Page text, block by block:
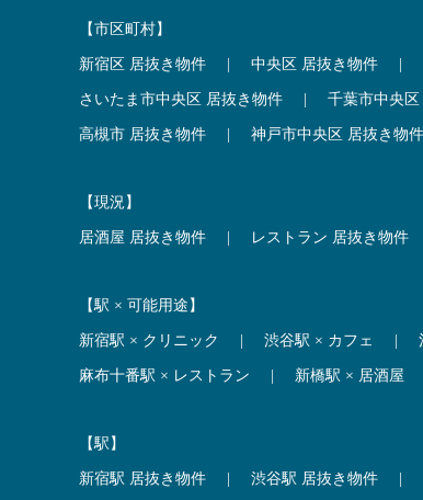
【市区町村】
新宿区 居抜き物件 中央区 居抜き物件
さいたま市中央区 居抜き物件 千葉市中央
高槻市 居抜き物件 神戸市中央区 居抜き物件
【現況】
居酒屋 居抜き物件 レストラン 居抜き物件
【駅 × 可能用途】
新宿駅 × クリニック 渋谷駅 × カフェ
麻布十番駅 × レストラン 新橋駅 × 居酒屋
【駅】
新宿駅 居抜き物件 渋谷駅 居抜き物件